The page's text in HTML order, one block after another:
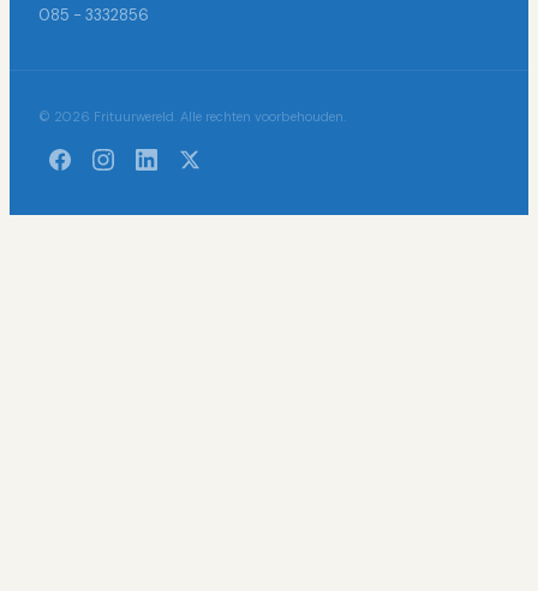
085 - 3332856
© 2026 Frituurwereld. Alle rechten voorbehouden.